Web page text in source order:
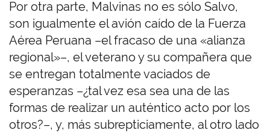
Por otra parte, Malvinas no es sólo Salvo,
son igualmente el avión caído de la Fuerza
Aérea Peruana –el fracaso de una «alianza
regional»–, el veterano y su compañera que
se entregan totalmente vaciados de
esperanzas –¿tal vez esa sea una de las
formas de realizar un auténtico acto por los
otros?–, y, más subrepticiamente, al otro lado